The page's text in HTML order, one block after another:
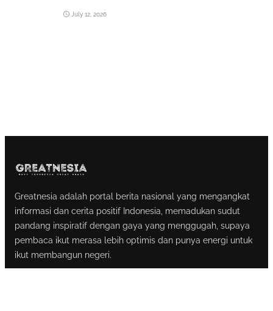
July 12, 2026
Greatnesia adalah portal berita nasional yang mengangkat
informasi dan cerita positif Indonesia, memadukan sudut
pandang inspiratif dengan gaya yang menggugah, supaya
pembaca ikut merasa lebih optimis dan punya energi untuk
ikut membangun negeri.